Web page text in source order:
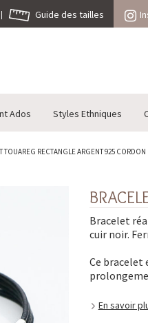
Guide des tailles
Ados Styles Ethniques
TOUAREG RECTANGLE ARGENT 925
Bracelet
cuir noir.
Ce bracelet
En savoir